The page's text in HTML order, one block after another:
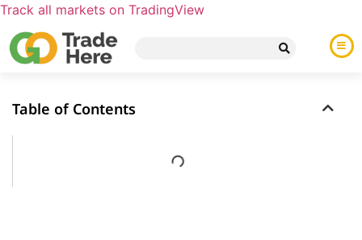
Track all markets on TradingView
Table of Contents